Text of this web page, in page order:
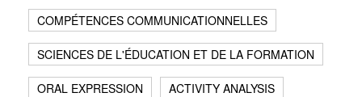
COMPÉTENCES COMMUNICATIONNELLES
SCIENCES DE L'ÉDUCATION ET DE LA FORMATION
ORAL EXPRESSION ACTIVITY ANALYSIS